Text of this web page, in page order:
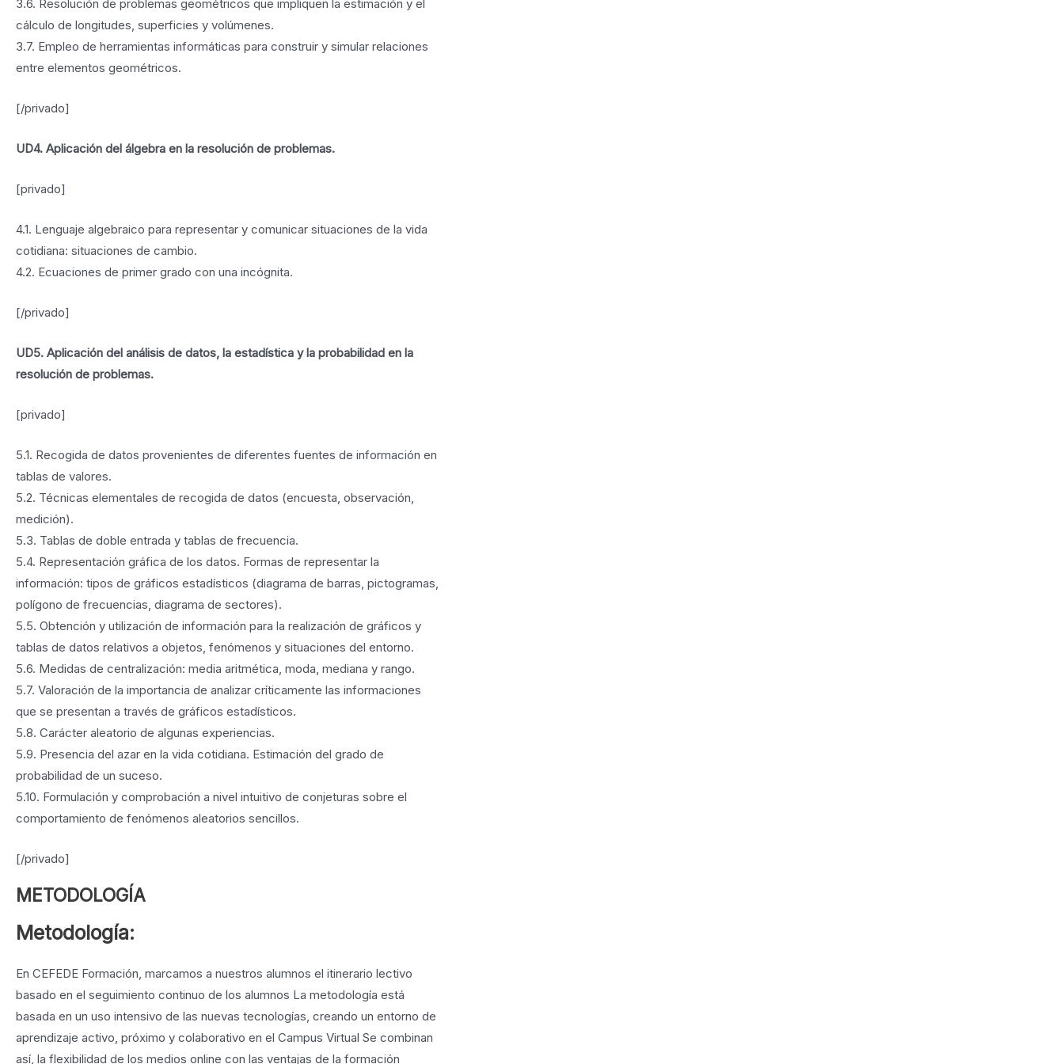
3.6. Resolución de problemas geométricos que impliquen la estimación y el
cálculo de longitudes, superficies y volúmenes.
3.7. Empleo de herramientas informáticas para construir y simular relaciones
entre elementos geométricos.
[/privado]
UD4. Aplicación del álgebra en la resolución de problemas.
[privado]
4.1. Lenguaje algebraico para representar y comunicar situaciones de la vida
cotidiana: situaciones de cambio.
4.2. Ecuaciones de primer grado con una incógnita.
[/privado]
UD5. Aplicación del análisis de datos, la estadística y la probabilidad en la
resolución de problemas.
[privado]
5.1. Recogida de datos provenientes de diferentes fuentes de información en
tablas de valores.
5.2. Técnicas elementales de recogida de datos (encuesta, observación,
medición).
5.3. Tablas de doble entrada y tablas de frecuencia.
5.4. Representación gráfica de los datos. Formas de representar la
información: tipos de gráficos estadísticos (diagrama de barras, pictogramas,
polígono de frecuencias, diagrama de sectores).
5.5. Obtención y utilización de información para la realización de gráficos y
tablas de datos relativos a objetos, fenómenos y situaciones del entorno.
5.6. Medidas de centralización: media aritmética, moda, mediana y rango.
5.7. Valoración de la importancia de analizar críticamente las informaciones
que se presentan a través de gráficos estadísticos.
5.8. Carácter aleatorio de algunas experiencias.
5.9. Presencia del azar en la vida cotidiana. Estimación del grado de
probabilidad de un suceso.
5.10. Formulación y comprobación a nivel intuitivo de conjeturas sobre el
comportamiento de fenómenos aleatorios sencillos.
[/privado]
METODOLOGÍA
Metodología:
En CEFEDE Formación, marcamos a nuestros alumnos el itinerario lectivo
basado en el seguimiento continuo de los alumnos La metodología está
basada en un uso intensivo de las nuevas tecnologías, creando un entorno de
aprendizaje activo, próximo y colaborativo en el Campus Virtual Se combinan
así, la flexibilidad de los medios online con las ventajas de la formación